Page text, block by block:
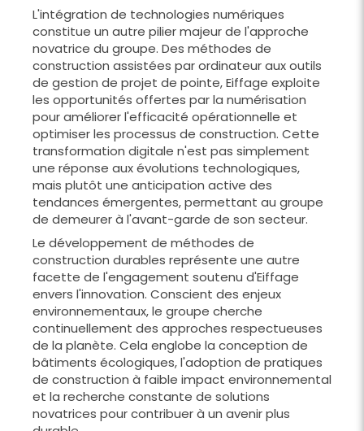
L'intégration de technologies numériques
constitue un autre pilier majeur de l'approche
novatrice du groupe. Des méthodes de
construction assistées par ordinateur aux outils
de gestion de projet de pointe, Eiffage exploite
les opportunités offertes par la numérisation
pour améliorer l'efficacité opérationnelle et
optimiser les processus de construction. Cette
transformation digitale n'est pas simplement
une réponse aux évolutions technologiques,
mais plutôt une anticipation active des
tendances émergentes, permettant au groupe
de demeurer à l'avant-garde de son secteur.
Le développement de méthodes de
construction durables représente une autre
facette de l'engagement soutenu d'Eiffage
envers l'innovation. Conscient des enjeux
environnementaux, le groupe cherche
continuellement des approches respectueuses
de la planète. Cela englobe la conception de
bâtiments écologiques, l'adoption de pratiques
de construction à faible impact environnemental
et la recherche constante de solutions
novatrices pour contribuer à un avenir plus